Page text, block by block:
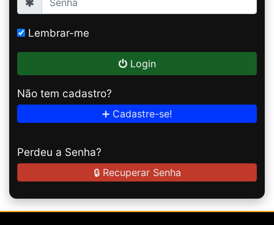
Lembrar-me
Login
Não tem cadastro?
➕ Cadastre-se!
Perdeu a Senha?
🔒 Recuperar Senha